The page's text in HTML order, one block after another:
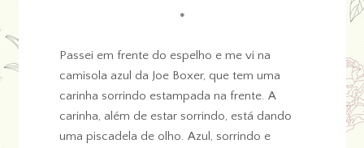
*
Passei em frente do espelho e me vi na
camisola azul da Joe Boxer, que tem uma
carinha sorrindo estampada na frente. A
carinha, além de estar sorrindo, está dando
uma piscadela de olho. Azul, sorrindo e